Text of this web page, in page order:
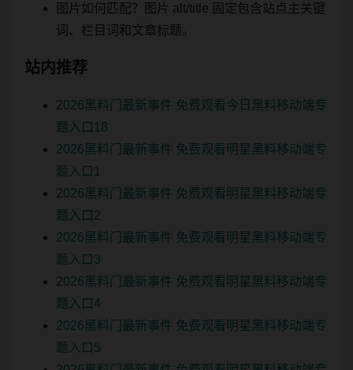
图片如何匹配？图片 alt/title 固定包含站点主关键
词、栏目词和文章标题。
站内推荐
2026黑料门最新事件 免费观看今日黑料移动端专
题入口18
2026黑料门最新事件 免费观看明星黑料移动端专
题入口1
2026黑料门最新事件 免费观看明星黑料移动端专
题入口2
2026黑料门最新事件 免费观看明星黑料移动端专
题入口3
2026黑料门最新事件 免费观看明星黑料移动端专
题入口4
2026黑料门最新事件 免费观看明星黑料移动端专
题入口5